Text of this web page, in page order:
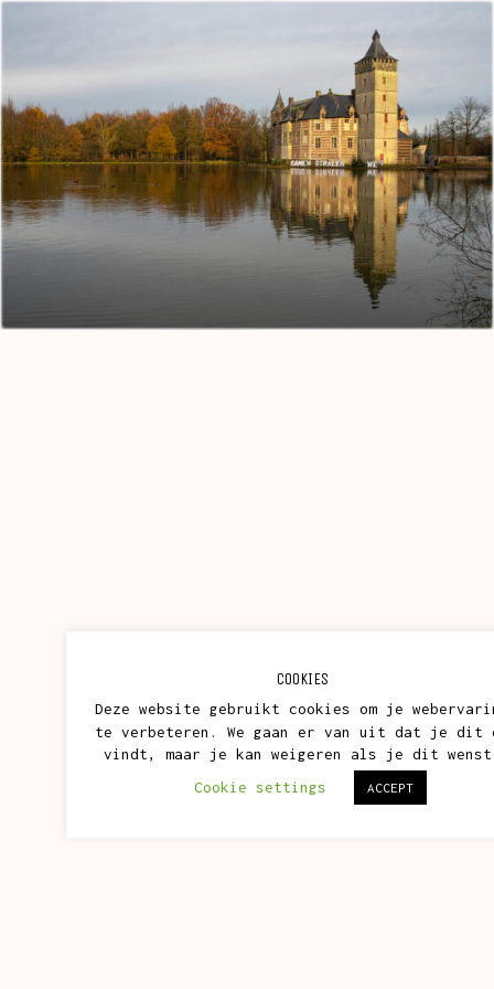
COOKIES
Deze website gebruikt cookies om je
te verbeteren. We gaan er van uit dat je dit
vindt, maar je kan weigeren als je dit
Cookie settings
ACCEPT